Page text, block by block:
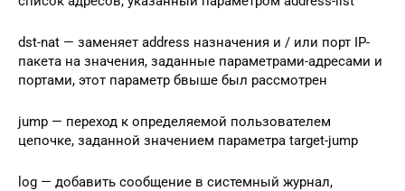
dst-nat — заменяет address назначения и / или порт IP-
пакета на значения, заданные параметрами-адресами и
портами, этот параметр бвыше был рассмотрен
jump — переход к определяемой пользователем
цепочке, заданной значением параметра target-jump
log — добавить сообщение в системный журнал,